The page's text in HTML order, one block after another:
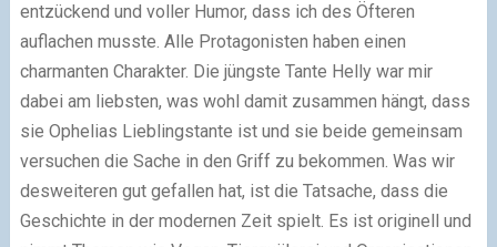
entzückend und voller Humor, dass ich des Öfteren
auflachen musste. Alle Protagonisten haben einen
charmanten Charakter. Die jüngste Tante Helly war mir
dabei am liebsten, was wohl damit zusammen hängt, dass
sie Ophelias Lieblingstante ist und sie beide gemeinsam
versuchen die Sache in den Griff zu bekommen. Was wir
desweiteren gut gefallen hat, ist die Tatsache, dass die
Geschichte in der modernen Zeit spielt. Es ist originell und